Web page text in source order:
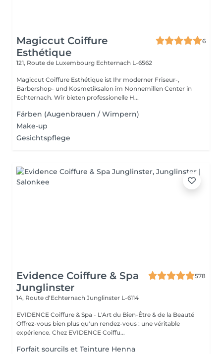
Magiccut Coiffure
Esthétique
6
121, Route de Luxembourg Echternach L-6562
Magiccut Coiffure Esthétique ist Ihr moderner Friseur-,
Barbershop- und Kosmetiksalon im Nonnemillen Center in
Echternach. Wir bieten professionelle H...
Färben (Augenbrauen / Wimpern)
Make-up
Gesichtspflege
Evidence Coiffure & Spa
Junglinster
578
14, Route d‘Echternach Junglinster L-6114
EVIDENCE Coiffure & Spa - L'Art du Bien-Être & de la Beauté
Offrez-vous bien plus qu'un rendez-vous : une véritable
expérience. Chez EVIDENCE Coiffu...
Forfait sourcils et Teinture Henna